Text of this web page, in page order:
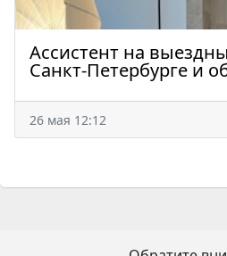
Ассистент на
Санкт-Петербурге и
26 мая 12:12